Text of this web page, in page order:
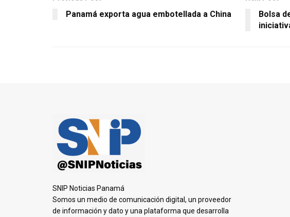
Panamá exporta agua embotellada a China
Bolsa
SNIP Noticias Panamá
Somos un medio de comunicación digital, un proveedor
de información y dato y una plataforma que desarrolla